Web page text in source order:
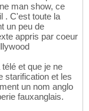
man show, ce
. C'est toute la
un peu de
appris par coeur
et que je ne
starification et les
un nom anglo
fauxanglais.